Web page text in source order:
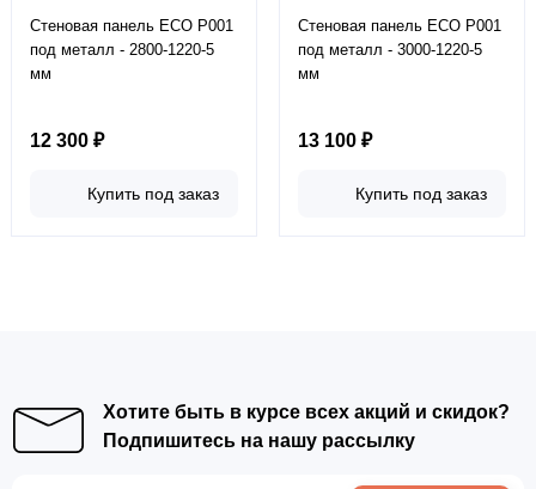
Стеновая панель ECO P001
под металл - 2800-1220-5
мм
12 300 ₽
Купить под заказ
Стеновая панель ECO P001
под металл - 3000-1220-5
мм
13 100 ₽
Купить под заказ
Хотите быть в курсе всех акций и скидок?
Подпишитесь на нашу рассылку